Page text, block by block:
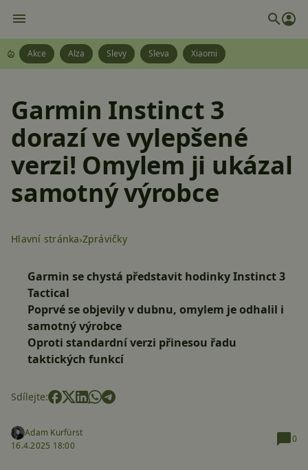
Akce Alza Slevy Sleva Xiaomi
Garmin Instinct 3
dorazí ve vylepšené
verzi! Omylem ji ukázal
samotný výrobce
Hlavní stránka Zprávičky
Garmin se chystá představit hodinky Instinct 3
Tactical
Poprvé se objevily v dubnu, omylem je odhalil i
samotný výrobce
Oproti standardní verzi přinesou řadu
taktických funkcí
Sdílejte:
Adam Kurfürst
16.4.2025 18:00
0